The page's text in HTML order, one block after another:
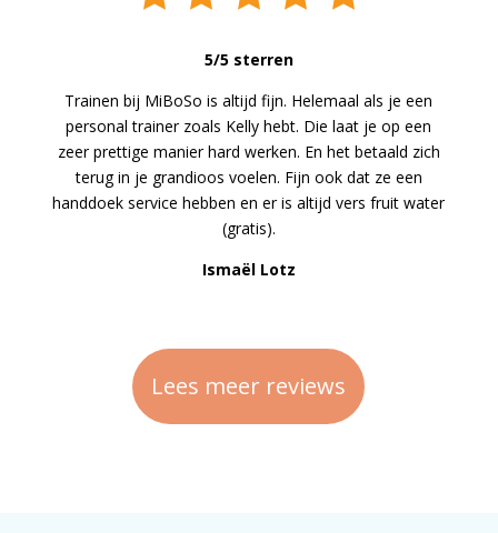
5/5 sterren
Trainen bij MiBoSo is altijd fijn. Helemaal als je een
personal trainer zoals Kelly hebt. Die laat je op een
zeer prettige manier hard werken. En het betaald zich
terug in je grandioos voelen. Fijn ook dat ze een
handdoek service hebben en er is altijd vers fruit water
(gratis).
Ismaël Lotz
Lees meer reviews